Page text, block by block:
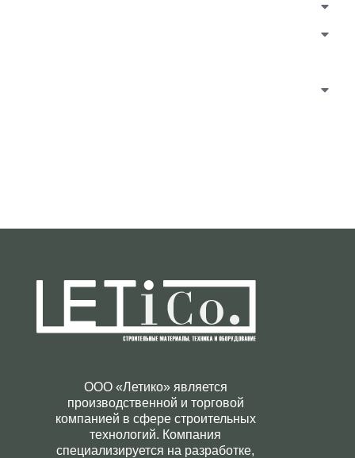
ООО «Летико» является
производственной и торговой
компанией в сфере строительных
технологий. Компания
специализируется на разработке,